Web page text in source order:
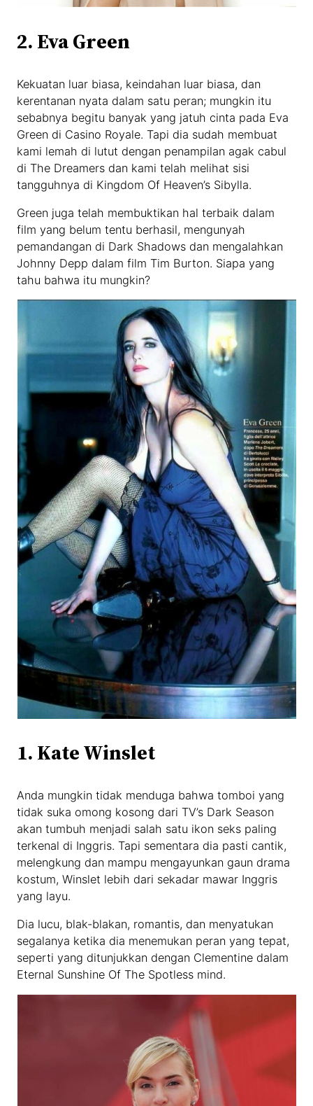
2. Eva Green
Kekuatan luar biasa, keindahan luar biasa, dan
kerentanan nyata dalam satu peran; mungkin itu
sebabnya begitu banyak yang jatuh cinta pada Eva
Green di Casino Royale. Tapi dia sudah membuat
kami lemah di lutut dengan penampilan agak cabul
di The Dreamers dan kami telah melihat sisi
tangguhnya di Kingdom Of Heaven’s Sibylla.
Green juga telah membuktikan hal terbaik dalam
film yang belum tentu berhasil, mengunyah
pemandangan di Dark Shadows dan mengalahkan
Johnny Depp dalam film Tim Burton. Siapa yang
tahu bahwa itu mungkin?
1. Kate Winslet
Anda mungkin tidak menduga bahwa tomboi yang
tidak suka omong kosong dari TV’s Dark Season
akan tumbuh menjadi salah satu ikon seks paling
terkenal di Inggris. Tapi sementara dia pasti cantik,
melengkung dan mampu mengayunkan gaun drama
kostum, Winslet lebih dari sekadar mawar Inggris
yang layu.
Dia lucu, blak-blakan, romantis, dan menyatukan
segalanya ketika dia menemukan peran yang tepat,
seperti yang ditunjukkan dengan Clementine dalam
Eternal Sunshine Of The Spotless mind.